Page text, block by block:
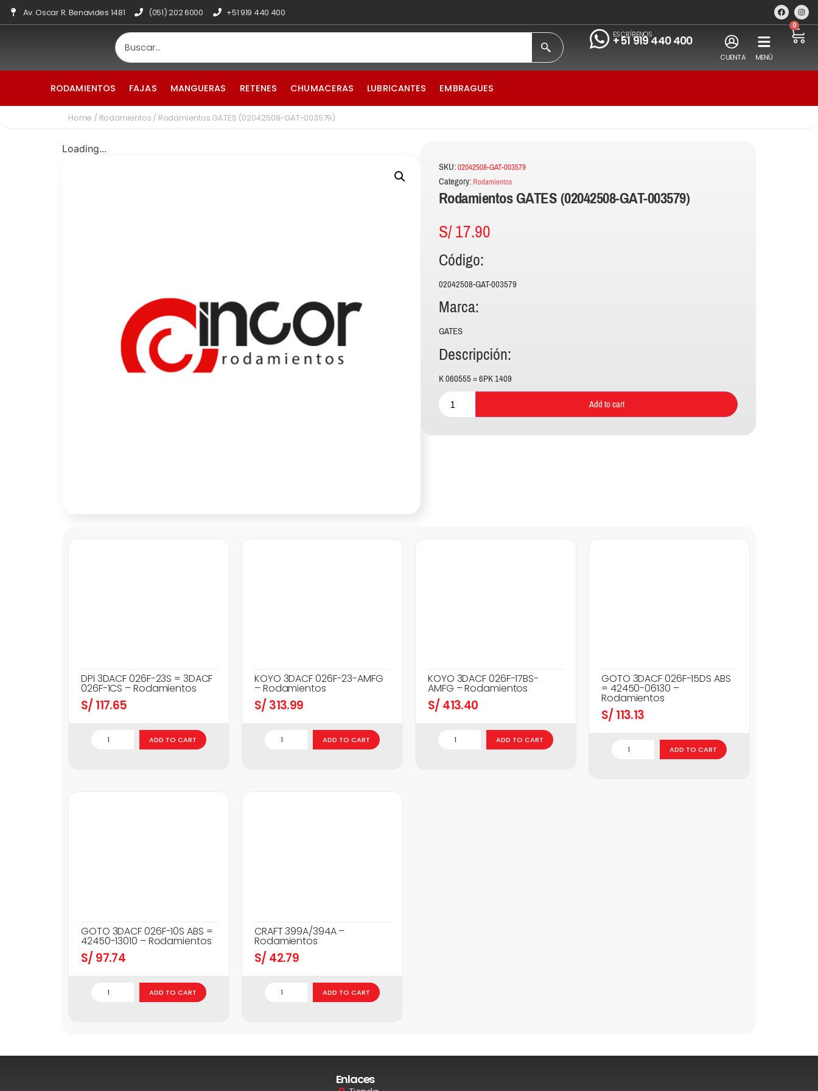
Av. Oscar R. Benavides 1481 (051) 202 6000 +51 919 440 400
ESCRÍBENOS
+51 919 440 400
CUENTA MENÚ
0
RODAMIENTOS FAJAS MANGUERAS RETENES CHUMACERAS LUBRICANTES EMBRAGUES
Home / Rodamientos / Rodamientos GATES (02042508-GAT-003579)
Loading...
SKU:02042508-GAT-003579
Category: Rodamientos
Rodamientos GATES (02042508-GAT-003579)
S/17.90
Código:
02042508-GAT-003579
Marca:
GATES
Descripción:
K 060555 = 6PK 1409
Add to cart
DPI 3DACF 026F-23S = 3DACF
026F-1CS – Rodamientos
S/ 117.65
ADD TO CART
KOYO 3DACF 026F-23-AMFG
– Rodamientos
S/ 313.99
ADD TO CART
KOYO 3DACF 026F-17BS-
AMFG – Rodamientos
S/ 413.40
ADD TO CART
GOTO 3DACF 026F-15DS ABS
= 42450-06130 –
Rodamientos
S/ 113.13
ADD TO CART
GOTO 3DACF 026F-10S ABS =
42450-13010 – Rodamientos
S/ 97.74
ADD TO CART
CRAFT 399A/394A –
Rodamientos
S/ 42.79
ADD TO CART
Enlaces